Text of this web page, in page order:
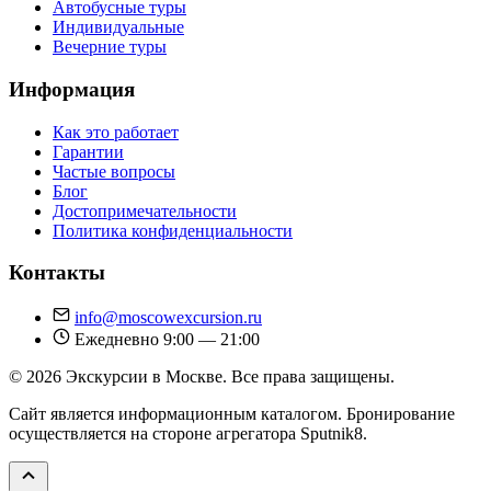
Автобусные туры
Индивидуальные
Вечерние туры
Информация
Как это работает
Гарантии
Частые вопросы
Блог
Достопримечательности
Политика конфиденциальности
Контакты
info@moscowexcursion.ru
Ежедневно 9:00 — 21:00
© 2026 Экскурсии в Москве. Все права защищены.
Сайт является информационным каталогом. Бронирование
осуществляется на стороне агрегатора Sputnik8.